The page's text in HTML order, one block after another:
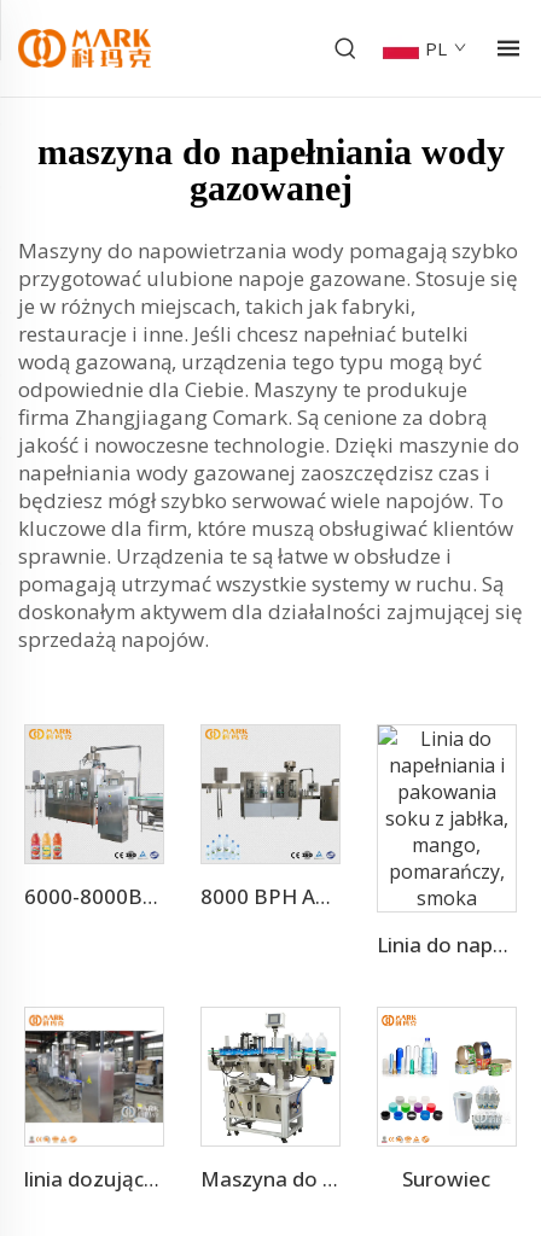
PL
maszyna do napełniania wody
gazowanej
Maszyny do napowietrzania wody pomagają szybko
przygotować ulubione napoje gazowane. Stosuje się
je w różnych miejscach, takich jak fabryki,
restauracje i inne. Jeśli chcesz napełniać butelki
wodą gazowaną, urządzenia tego typu mogą być
odpowiednie dla Ciebie. Maszyny te produkuje
firma Zhangjiagang Comark. Są cenione za dobrą
jakość i nowoczesne technologie. Dzięki maszynie do
napełniania wody gazowanej zaoszczędzisz czas i
będziesz mógł szybko serwować wiele napojów. To
kluczowe dla firm, które muszą obsługiwać klientów
sprawnie. Urządzenia te są łatwe w obsłudze i
pomagają utrzymać wszystkie systemy w ruchu. Są
doskonałym aktywem dla działalności zajmującej się
sprzedażą napojów.
6000-8000BPH Linia do przetwarzania soku aloesowego
8000 BPH Automatyczna maszyna do napełniania wody pitnej (CGF16-16-5)
Linia do napełniania i pakowania soku z jabłka, mango, pomarańczy, smoka
linia dozująca wody pitnej 1,500BPH 3-10L Maszyna do naklejania samoprzylepnych etykiet na butelki PET lub szklane butelki Surowiec